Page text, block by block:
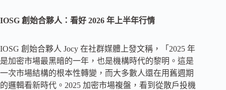
IOSG 創始合夥人：看好 2026 年上半年行情
IOSG 創始合夥人 Jocy 在社群媒體上發文稱，「2025 年
是加密市場最黑暗的一年，也是機構時代的黎明。這是
一次市場結構的根本性轉變，而大多數人還在用舊週期
的邏輯看新時代。2025 加密市場複盤，看到從散戶投機